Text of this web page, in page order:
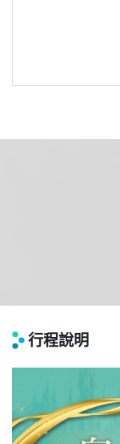
行程說明